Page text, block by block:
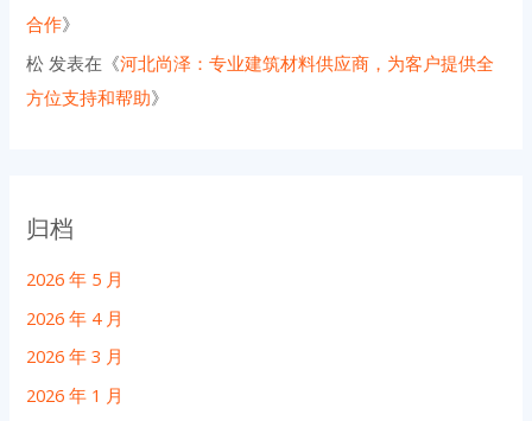
合作》
松 发表在《河北尚泽：专业建筑材料供应商，为客户提供全
方位支持和帮助》
归档
2026 年 5 月
2026 年 4 月
2026 年 3 月
2026 年 1 月